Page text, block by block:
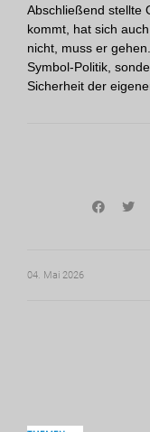
Abschließend stellte
kommt, hat sich
nicht, muss er
Symbol-Politik,
Sicherheit der
04. Mai 2026